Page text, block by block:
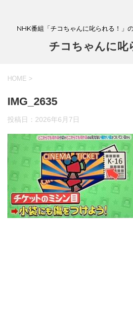
NHK番組「チコちゃんに叱られる！」
チコちゃんに叱
HOME >
IMG_2635
投稿日： 2026年6月7日